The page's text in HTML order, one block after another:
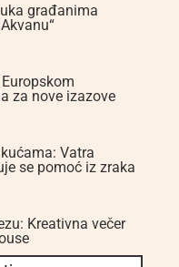
građanima
za nove izazove
Vatra
se pomoć iz zraka
Kreativna večer